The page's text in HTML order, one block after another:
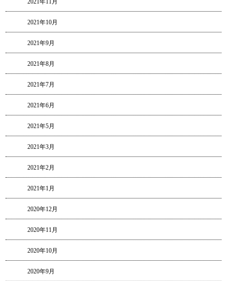
2021年11月
2021年10月
2021年9月
2021年8月
2021年7月
2021年6月
2021年5月
2021年3月
2021年2月
2021年1月
2020年12月
2020年11月
2020年10月
2020年9月